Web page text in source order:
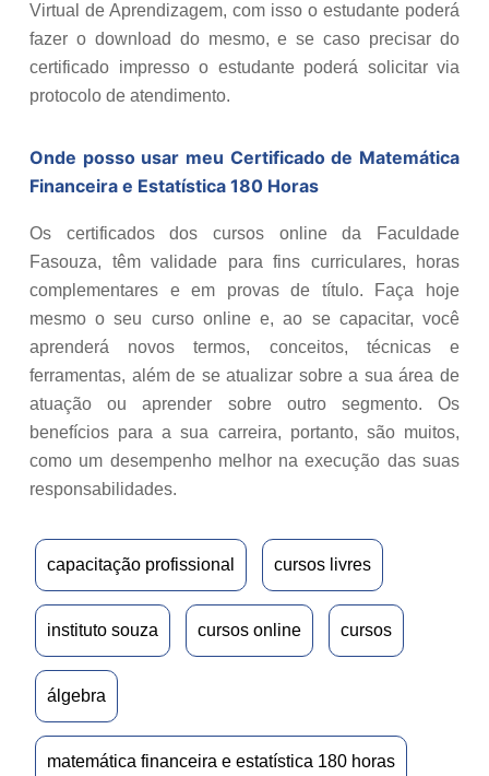
Virtual de Aprendizagem, com isso o estudante poderá
fazer o download do mesmo, e se caso precisar do
certificado impresso o estudante poderá solicitar via
protocolo de atendimento.
Onde posso usar meu Certificado de Matemática
Financeira e Estatística 180 Horas
Os certificados dos cursos online da Faculdade
Fasouza, têm validade para fins curriculares, horas
complementares e em provas de título. Faça hoje
mesmo o seu curso online e, ao se capacitar, você
aprenderá novos termos, conceitos, técnicas e
ferramentas, além de se atualizar sobre a sua área de
atuação ou aprender sobre outro segmento. Os
benefícios para a sua carreira, portanto, são muitos,
como um desempenho melhor na execução das suas
responsabilidades.
capacitação profissional cursos livres
instituto souza cursos online cursos
álgebra
matemática financeira e estatística 180 horas